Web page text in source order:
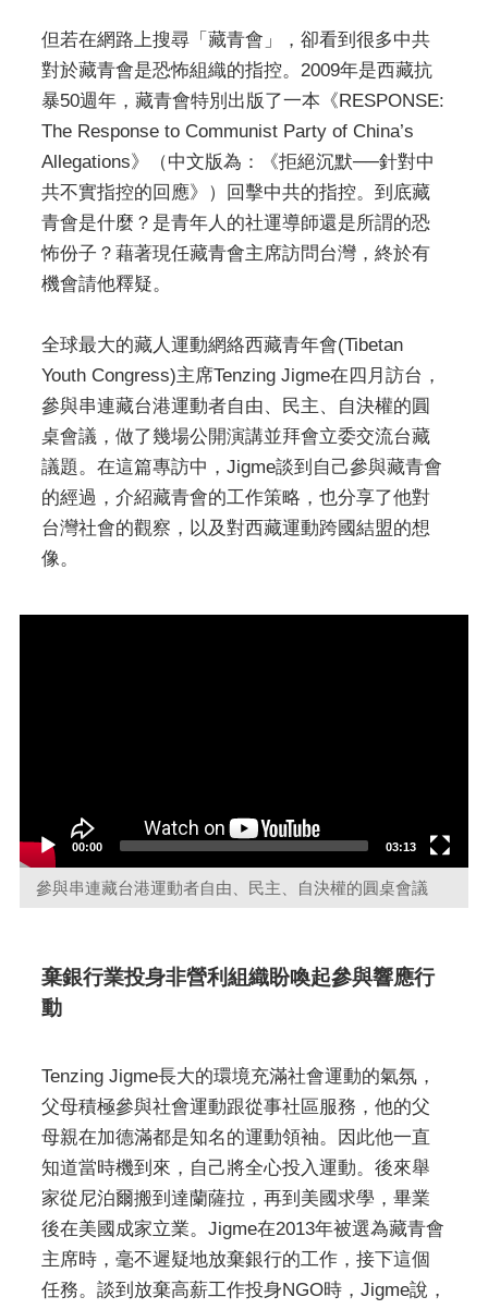
但若在網路上搜尋「藏青會」，卻看到很多中共
對於藏青會是恐怖組織的指控。2009年是西藏抗
暴50週年，藏青會特別出版了一本《RESPONSE:
The Response to Communist Party of China’s
Allegations》（中文版為：《拒絕沉默──針對中
共不實指控的回應》）回擊中共的指控。到底藏
青會是什麼？是青年人的社運導師還是所謂的恐
怖份子？藉著現任藏青會主席訪問台灣，終於有
機會請他釋疑。
全球最大的藏人運動網絡西藏青年會(Tibetan
Youth Congress)主席Tenzing Jigme在四月訪台，
參與串連藏台港運動者自由、民主、自決權的圓
桌會議，做了幾場公開演講並拜會立委交流台藏
議題。在這篇專訪中，Jigme談到自己參與藏青會
的經過，介紹藏青會的工作策略，也分享了他對
台灣社會的觀察，以及對西藏運動跨國結盟的想
像。
00:00 03:13
參與串連藏台港運動者自由、民主、自決權的圓桌會議
棄銀行業投身非營利組織盼喚起參與響應行
動
Tenzing Jigme長大的環境充滿社會運動的氣氛，
父母積極參與社會運動跟從事社區服務，他的父
母親在加德滿都是知名的運動領袖。因此他一直
知道當時機到來，自己將全心投入運動。後來舉
家從尼泊爾搬到達蘭薩拉，再到美國求學，畢業
後在美國成家立業。Jigme在2013年被選為藏青會
主席時，毫不遲疑地放棄銀行的工作，接下這個
任務。談到放棄高薪工作投身NGO時，Jigme說，